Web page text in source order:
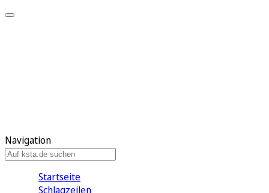
Navigation
Startseite
Schlagzeilen